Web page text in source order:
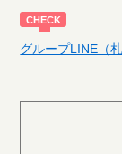
グループLINE（